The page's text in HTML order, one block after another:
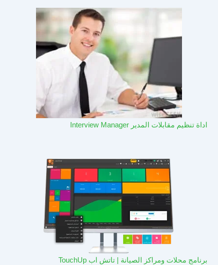
اداة تنظيم مقابلات المدير Interview Manager
برنامج محلات ومراكز الصيانة | تاتش اب TouchUp